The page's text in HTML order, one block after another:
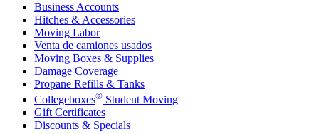
Business Accounts
Hitches & Accessories
Moving Labor
Venta de camiones usados
Moving Boxes & Supplies
Damage Coverage
Propane Refills & Tanks
Collegeboxes® Student Moving
Gift Certificates
Discounts & Specials